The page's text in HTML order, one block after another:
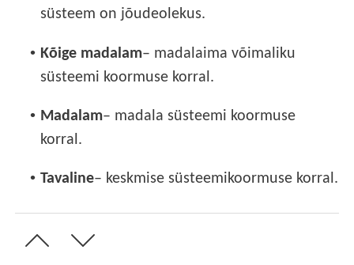
süsteem on jõudeolekus.
• Kõige madalam– madalaima võimaliku
süsteemi koormuse korral.
• Madalam– madala süsteemi koormuse
korral.
• Tavaline– keskmise süsteemikoormuse korral.